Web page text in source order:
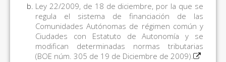
Ley 22/2009, de 18 de diciembre, por la que se
regula el sistema de financiación de las
Comunidades Autónomas de régimen común y
Ciudades con Estatuto de Autonomía y se
modifican determinadas normas tributarias
(BOE núm. 305 de 19 de Diciembre de 2009).